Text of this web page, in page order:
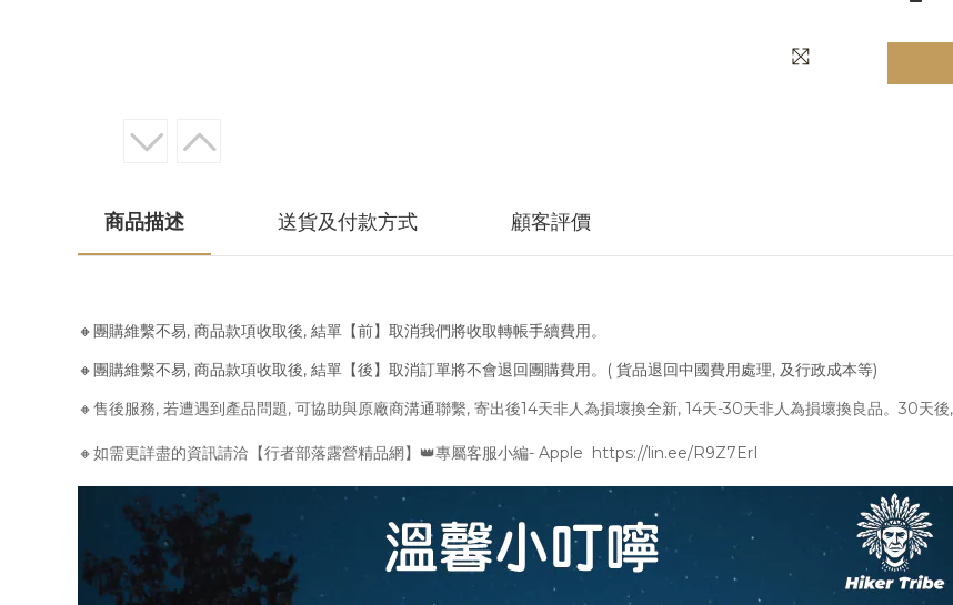
商品描述 送貨及付款方式 顧客評價
🔸團購維繫不易, 商品款項收取後, 結單【前】取消我們將收取轉帳手續費用。
🔸團購維繫不易, 商品款項收取後, 結單【後】取消訂單將不會退回團購費用。( 貨品退回中國費用處理, 及行政成本等)
🔸售後服務, 若遭遇到產品問題, 可協助與原廠商溝通聯繫, 寄出後14天非人為損壞換全新, 14天-30天非人為損壞換良品。30天
🔸如需更詳盡的資訊請洽【行者部落露營精品網】👑專屬客服小編- Apple https://lin.ee/R9Z7ErI